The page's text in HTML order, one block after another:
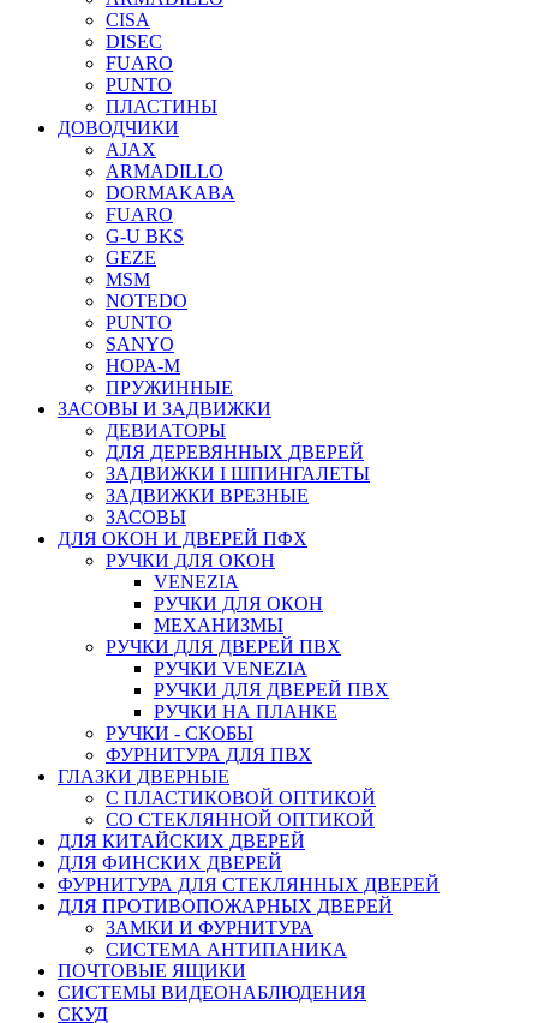
CISA
DISEC
FUARO
PUNTO
ПЛАСТИНЫ
ДОВОДЧИКИ
AJAX
ARMADILLO
DORMAKABA
FUARO
G-U BKS
GEZE
MSM
NOTEDO
PUNTO
SANYO
НОРА-М
ПРУЖИННЫЕ
ЗАСОВЫ И ЗАДВИЖКИ
ДЕВИАТОРЫ
ДЛЯ ДЕРЕВЯННЫХ ДВЕРЕЙ
ЗАДВИЖКИ I ШПИНГАЛЕТЫ
ЗАДВИЖКИ ВРЕЗНЫЕ
ЗАСОВЫ
ДЛЯ ОКОН И ДВЕРЕЙ ПФХ
РУЧКИ ДЛЯ ОКОН
VENEZIA
РУЧКИ ДЛЯ ОКОН
МЕХАНИЗМЫ
РУЧКИ ДЛЯ ДВЕРЕЙ ПВХ
РУЧКИ VENEZIA
РУЧКИ ДЛЯ ДВЕРЕЙ ПВХ
РУЧКИ НА ПЛАНКЕ
РУЧКИ - СКОБЫ
ФУРНИТУРА ДЛЯ ПВХ
ГЛАЗКИ ДВЕРНЫЕ
С ПЛАСТИКОВОЙ ОПТИКОЙ
СО СТЕКЛЯННОЙ ОПТИКОЙ
ДЛЯ КИТАЙСКИХ ДВЕРЕЙ
ДЛЯ ФИНСКИХ ДВЕРЕЙ
ФУРНИТУРА ДЛЯ СТЕКЛЯННЫХ ДВЕРЕЙ
ДЛЯ ПРОТИВОПОЖАРНЫХ ДВЕРЕЙ
ЗАМКИ И ФУРНИТУРА
СИСТЕМА АНТИПАНИКА
ПОЧТОВЫЕ ЯЩИКИ
СИСТЕМЫ ВИДЕОНАБЛЮДЕНИЯ
СКУД